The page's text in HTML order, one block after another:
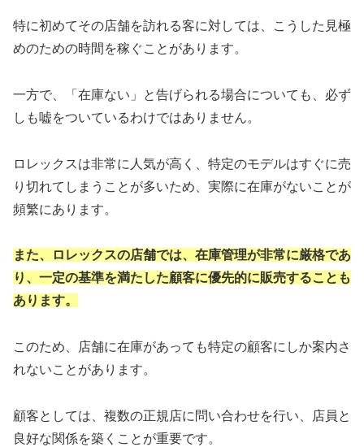
特に初めてその店舗を訪れる客に対しては、こうした見極
めのための時間を稼ぐことがあります。
一方で、「在庫ない」と告げられる場合についても、必ず
しも嘘をついているわけではありません。
ロレックスは非常に人気が高く、特定のモデルはすぐに売
り切れてしまうことが多いため、実際に在庫がないことが
頻繁にあります。
また、ロレックスの店舗では、在庫管理が非常に厳格であ
り、一定の基準を満たした顧客に優先的に販売することも
あります。
このため、店舗に在庫があっても特定の顧客にしか案内さ
れないことがあります。
顧客としては、複数の正規店に問い合わせを行い、店員と
良好な関係を築くことが重要です。